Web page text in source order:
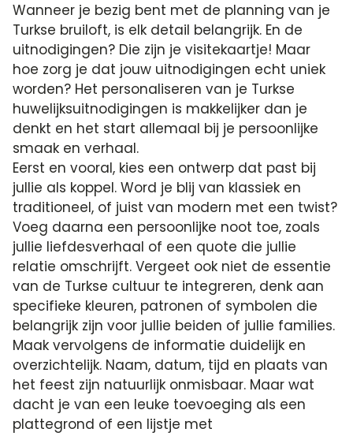
Wanneer je bezig bent met de planning van je
Turkse bruiloft, is elk detail belangrijk. En de
uitnodigingen? Die zijn je visitekaartje! Maar
hoe zorg je dat jouw uitnodigingen echt uniek
worden? Het personaliseren van je Turkse
huwelijksuitnodigingen is makkelijker dan je
denkt en het start allemaal bij je persoonlijke
smaak en verhaal.
Eerst en vooral, kies een ontwerp dat past bij
jullie als koppel. Word je blij van klassiek en
traditioneel, of juist van modern met een twist?
Voeg daarna een persoonlijke noot toe, zoals
jullie liefdesverhaal of een quote die jullie
relatie omschrijft. Vergeet ook niet de essentie
van de Turkse cultuur te integreren, denk aan
specifieke kleuren, patronen of symbolen die
belangrijk zijn voor jullie beiden of jullie families.
Maak vervolgens de informatie duidelijk en
overzichtelijk. Naam, datum, tijd en plaats van
het feest zijn natuurlijk onmisbaar. Maar wat
dacht je van een leuke toevoeging als een
plattegrond of een lijstje met